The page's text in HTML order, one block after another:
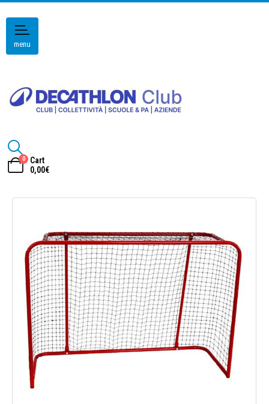
menu
0
Cart
0,00€